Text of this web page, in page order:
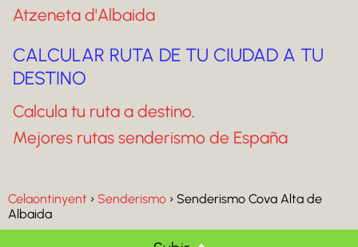
Atzeneta d'Albaida
CALCULAR RUTA DE TU CIUDAD A TU
DESTINO
Calcula tu ruta a destino.
Mejores rutas senderismo de España
Celaontinyent Senderismo
Senderismo Cova Alta de
Albaida